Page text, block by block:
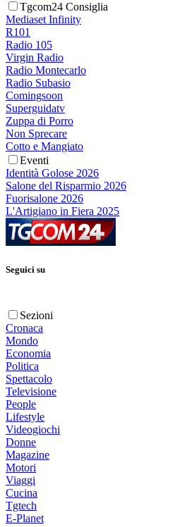
Tgcom24 Consiglia
Mediaset Infinity
R101
Radio 105
Virgin Radio
Radio Montecarlo
Radio Subasio
Comingsoon
Superguidatv
Zuppa di Porro
Non Sprecare
Cotto e Mangiato
Eventi
Identità Golose 2026
Salone del Risparmio 2026
Fuorisalone 2026
L'Artigiano in Fiera 2025
Seguici su
Sezioni
Cronaca
Mondo
Economia
Politica
Spettacolo
Televisione
People
Lifestyle
Videogiochi
Donne
Magazine
Motori
Viaggi
Cucina
Tgtech
E-Planet